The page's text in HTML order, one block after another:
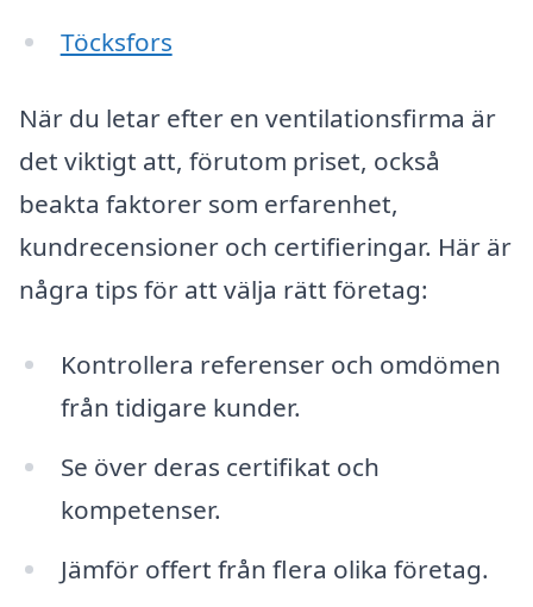
Töcksfors
När du letar efter en ventilationsfirma är
det viktigt att, förutom priset, också
beakta faktorer som erfarenhet,
kundrecensioner och certifieringar. Här är
några tips för att välja rätt företag:
Kontrollera referenser och omdömen
från tidigare kunder.
Se över deras certifikat och
kompetenser.
Jämför offert från flera olika företag.